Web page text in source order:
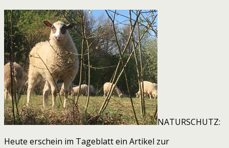
NATURSCHUTZ:
Heute erschein im Tageblatt ein Artikel zur